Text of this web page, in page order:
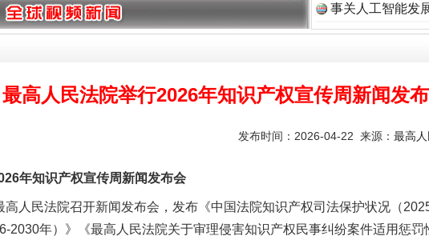
事关人工智能发
最高人民法院举行2026年知识产权宣传周新闻发
发布时间：2026-04-22 来源： 最高
年知识产权宣传周新闻发布会
民法院召开新闻发布会，发布《中国法院知识产权司法保护状况（
2030年）》《最高人民法院关于审理侵害知识产权民事纠纷案件适用惩罚